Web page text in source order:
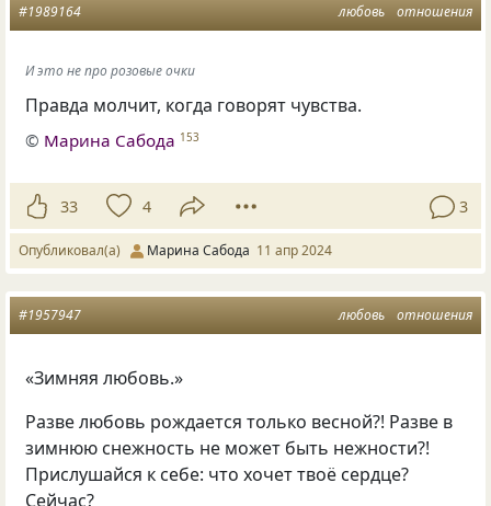
любовь отношения
#1989164
И это не про розовые очки
Правда молчит, когда говорят чувства.
© Марина Сабода 153
33 4 3
Опубликовал(а) Марина Сабода 11 апр 2024
любовь отношения
#1957947
«Зимняя любовь.»
Разве любовь рождается только весной?! Разве в
зимнюю снежность не может быть нежности?!
Прислушайся к себе: что хочет твоё сердце?
Сейчас?